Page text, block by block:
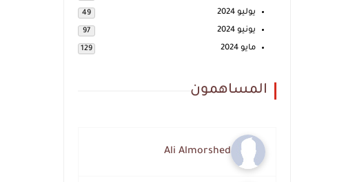
يوليو 2024 49
يونيو 2024 97
مايو 2024 129
المساهمون
Ali Almorshed